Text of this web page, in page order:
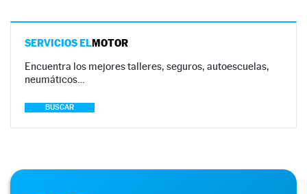
SERVICIOS ELMOTOR
Encuentra los mejores talleres, seguros, autoescuelas,
neumáticos…
BUSCAR